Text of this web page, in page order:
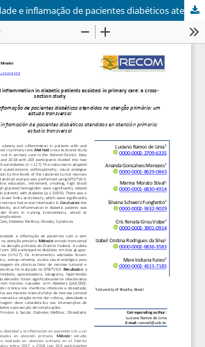
Dor crônica, obesidade e inflamação de pacientes diabéticos atendidos na atenção primária: um estudo transversal